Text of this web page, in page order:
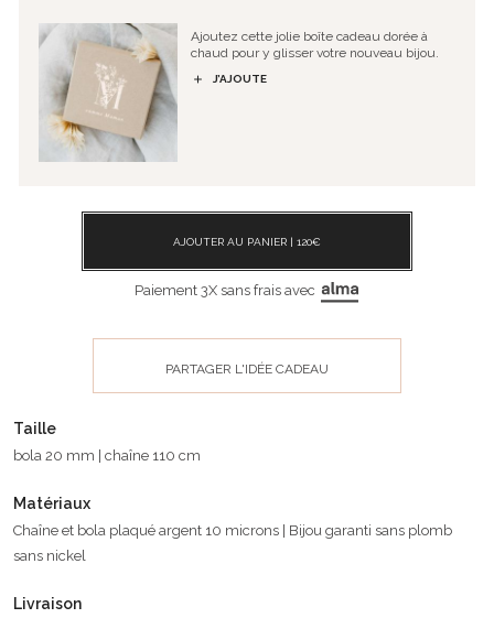
Ajoutez cette jolie boîte cadeau dorée à
chaud pour y glisser votre nouveau bijou.
J’AJOUTE
AJOUTER AU PANIER | 120€
Paiement 3X sans frais avec
PARTAGER L'IDÉE CADEAU
Taille
bola 20 mm | chaîne 110 cm
Matériaux
Chaîne et bola plaqué argent 10 microns | Bijou garanti sans plomb
sans nickel
Livraison